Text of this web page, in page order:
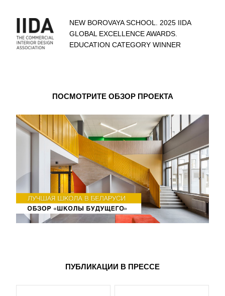
NEW BOROVAYA SCHOOL. 2025 IIDA
GLOBAL EXCELLENCE AWARDS.
EDUCATION CATEGORY WINNER
ПОСМОТРИТЕ ОБЗОР ПРОЕКТА
ПУБЛИКАЦИИ В ПРЕССЕ